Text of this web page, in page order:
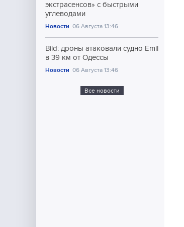
экстрасенсов» с быстрыми
углеводами
Новости 06 Августа 13:46
Bild: дроны атаковали судно Emil
в 39 км от Одессы
Новости 06 Августа 13:46
Все новости